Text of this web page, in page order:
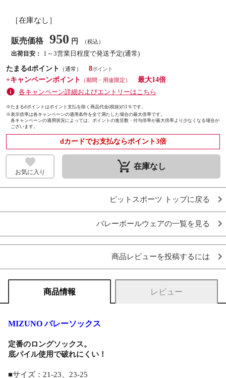
［在庫なし］
販売価格 950 円 （税込）
出荷目安：
1～3営業日程度で発送予定(通常)
たまるdポイント
（通常）
8
+キャンペーンポイント
（期間・用途限定）
最大14倍
各キャンペーン詳細およびエントリーはこちら
※たまるdポイントはポイント支払を除く商品代金(税抜)の1％です。
※表示倍率は各キャンペーンの適用条件を全て満たした場合の最大倍率です。
各キャンペーンの適用状況によっては、ポイントの進呈数・付与倍率が最大倍率より少なくなる場合が
ございます。
dカードでお支払ならポイント3倍
お気に入り remove_shopping_cart 在庫なし
ピットスポーツ トップに戻る
バレーボールウェアの一覧を見る
商品レビューを投稿するには
商品情報 レビュー
MIZUNO バレーソックス
定番のロングソックス。
底パイル使用で破れにくい！
■サイズ：21-23、23-25